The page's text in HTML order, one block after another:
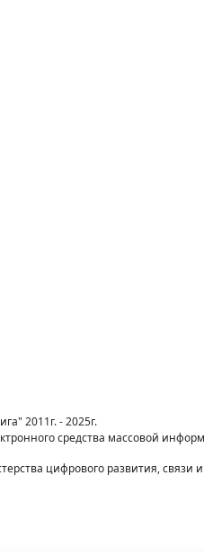
2011г. - 2025г.
средства массовой
цифрового развития,